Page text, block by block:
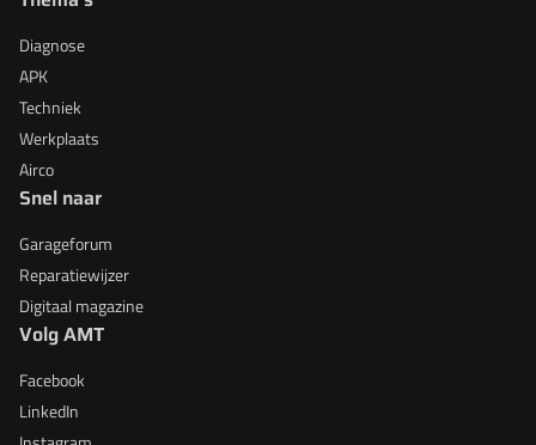
Diagnose
APK
Techniek
Werkplaats
Airco
Snel naar
Garageforum
Reparatiewijzer
Digitaal magazine
Volg AMT
Facebook
LinkedIn